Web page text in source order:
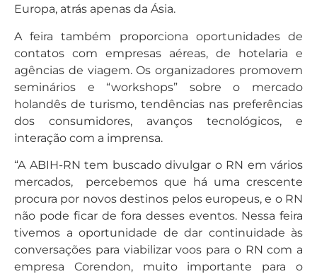
Europa, atrás apenas da Ásia.
A feira também proporciona oportunidades de
contatos com empresas aéreas, de hotelaria e
agências de viagem. Os organizadores promovem
seminários e “workshops” sobre o mercado
holandês de turismo, tendências nas preferências
dos consumidores, avanços tecnológicos, e
interação com a imprensa.
“A ABIH-RN tem buscado divulgar o RN em vários
mercados, percebemos que há uma crescente
procura por novos destinos pelos europeus, e o RN
não pode ficar de fora desses eventos. Nessa feira
tivemos a oportunidade de dar continuidade às
conversações para viabilizar voos para o RN com a
empresa Corendon, muito importante para o